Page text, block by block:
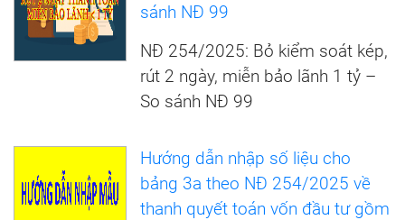
sánh NĐ 99
NĐ 254/2025: Bỏ kiểm soát kép,
rút 2 ngày, miễn bảo lãnh 1 tỷ –
So sánh NĐ 99
Hướng dẫn nhập số liệu cho
bảng 3a theo NĐ 254/2025 về
thanh quyết toán vốn đầu tư gồm